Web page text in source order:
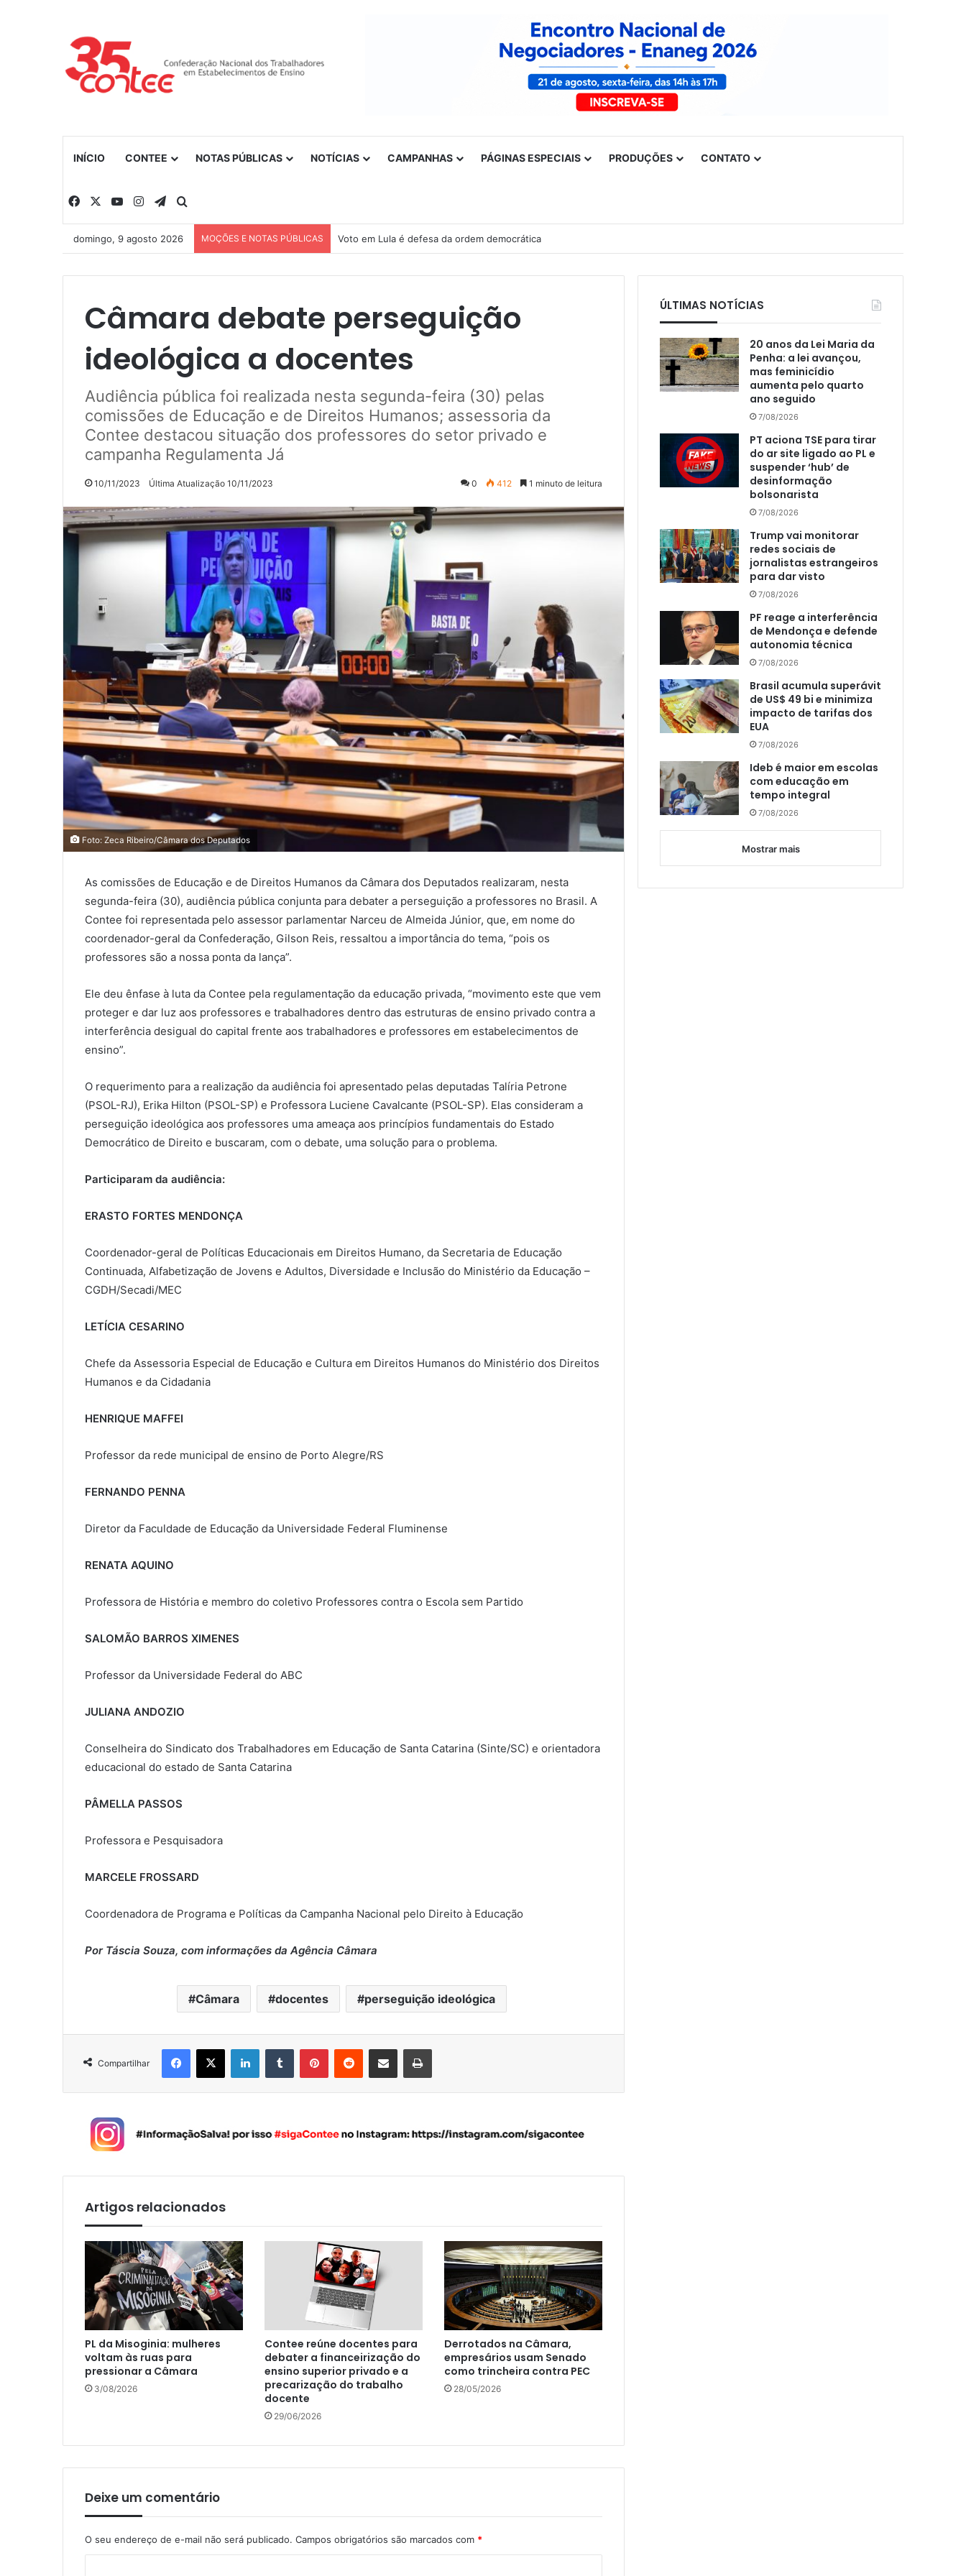
INÍCIO CONTEE NOTAS PÚBLICAS NOTÍCIAS CAMPANHAS PÁGINAS ESPECIAIS PRODUÇÕES CONTATO
Facebook YouTubeInstagramTelegram
domingo, 9 agosto 2026 MOÇÕES E NOTAS PÚBLICAS Voto em Lula é defesa da ordem democrática
Câmara debate perseguição
ideológica a docentes
Audiência pública foi realizada nesta segunda-feira (30) pelas
comissões de Educação e de Direitos Humanos; assessoria da
Contee destacou situação dos professores do setor privado e
campanha Regulamenta Já
10/11/2023 Última Atualização 10/11/2023 0 412 1 minuto de leitura
Foto: Zeca Ribeiro/Câmara dos Deputados
As comissões de Educação e de Direitos Humanos da Câmara dos Deputados realizaram, nesta
segunda-feira (30), audiência pública conjunta para debater a perseguição a professores no Brasil. A
Contee foi representada pelo assessor parlamentar Narceu de Almeida Júnior, que, em nome do
coordenador-geral da Confederação, Gilson Reis, ressaltou a importância do tema, “pois os
professores são a nossa ponta da lança”.
Ele deu ênfase à luta da Contee pela regulamentação da educação privada, “movimento este que vem
proteger e dar luz aos professores e trabalhadores dentro das estruturas de ensino privado contra a
interferência desigual do capital frente aos trabalhadores e professores em estabelecimentos de
ensino”.
O requerimento para a realização da audiência foi apresentado pelas deputadas Talíria Petrone
(PSOL-RJ), Erika Hilton (PSOL-SP) e Professora Luciene Cavalcante (PSOL-SP). Elas consideram a
perseguição ideológica aos professores uma ameaça aos princípios fundamentais do Estado
Democrático de Direito e buscaram, com o debate, uma solução para o problema.
Participaram da audiência:
ERASTO FORTES MENDONÇA
Coordenador-geral de Políticas Educacionais em Direitos Humano, da Secretaria de Educação
Continuada, Alfabetização de Jovens e Adultos, Diversidade e Inclusão do Ministério da Educação –
CGDH/Secadi/MEC
LETÍCIA CESARINO
Chefe da Assessoria Especial de Educação e Cultura em Direitos Humanos do Ministério dos Direitos
Humanos e da Cidadania
HENRIQUE MAFFEI
Professor da rede municipal de ensino de Porto Alegre/RS
FERNANDO PENNA
Diretor da Faculdade de Educação da Universidade Federal Fluminense
RENATA AQUINO
Professora de História e membro do coletivo Professores contra o Escola sem Partido
SALOMÃO BARROS XIMENES
Professor da Universidade Federal do ABC
JULIANA ANDOZIO
Conselheira do Sindicato dos Trabalhadores em Educação de Santa Catarina (Sinte/SC) e orientadora
educacional do estado de Santa Catarina
PÂMELLA PASSOS
Professora e Pesquisadora
MARCELE FROSSARD
Coordenadora de Programa e Políticas da Campanha Nacional pelo Direito à Educação
Por Táscia Souza, com informações da Agência Câmara
Câmara docentes perseguição ideológica
Compartilhar
Artigos relacionados
PL da Misoginia: mulheres
voltam às ruas para
pressionar a Câmara
3/08/2026
Contee reúne docentes para
debater a financeirização do
ensino superior privado e a
precarização do trabalho
docente
29/06/2026
Derrotados na Câmara,
empresários usam Senado
como trincheira contra PEC
28/05/2026
Deixe um comentário
O seu endereço de e-mail não será publicado. Campos obrigatórios são marcados com *
ÚLTIMAS NOTÍCIAS
20 anos da Lei Maria da
Penha: a lei avançou,
mas feminicídio
aumenta pelo quarto
ano seguido
7/08/2026
PT aciona TSE para tirar
do ar site ligado ao PL e
suspender ‘hub’ de
desinformação
bolsonarista
7/08/2026
Trump vai monitorar
redes sociais de
jornalistas estrangeiros
para dar visto
7/08/2026
PF reage a interferência
de Mendonça e defende
autonomia técnica
7/08/2026
Brasil acumula superávit
de US$ 49 bi e minimiza
impacto de tarifas dos
EUA
7/08/2026
Ideb é maior em escolas
com educação em
tempo integral
7/08/2026
Mostrar mais